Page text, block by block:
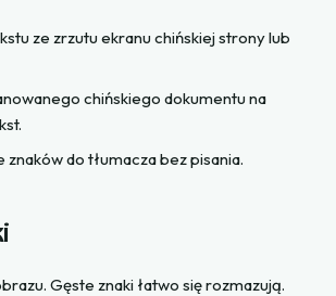
ze zrzutu ekranu chińskiej strony lub
chińskiego dokumentu na
do tłumacza bez pisania.
Gęste znaki łatwo się rozmazują.